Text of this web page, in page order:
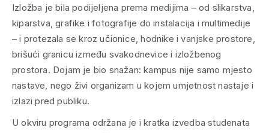
Izložba je bila podijeljena prema medijima – od slikarstva,
kiparstva, grafike i fotografije do instalacija i multimedije
– i protezala se kroz učionice, hodnike i vanjske prostore,
brišući granicu između svakodnevice i izložbenog
prostora. Dojam je bio snažan: kampus nije samo mjesto
nastave, nego živi organizam u kojem umjetnost nastaje i
izlazi pred publiku.
U okviru programa održana je i kratka izvedba studenata